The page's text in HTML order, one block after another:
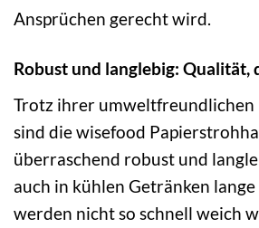
Ansprüchen gerecht wird.
Robust und langlebig: Qualität,
Trotz ihrer umweltfreundlichen
sind die wisefood
überraschend robust und
auch in kühlen Getränken
werden nicht so schnell weich